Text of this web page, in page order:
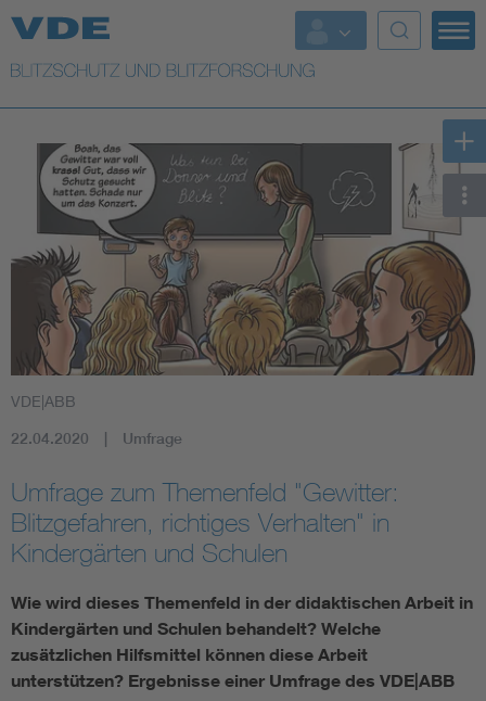
Top Themen
Top Themen
Lightning protection
Weitere Themen
VDE|ABB
22.04.2020 Umfrage
Umfrage zum Themenfeld "Gewitter:
Blitzgefahren, richtiges Verhalten" in
Kindergärten und Schulen
Wie wird dieses Themenfeld in der didaktischen Arbeit in
Kindergärten und Schulen behandelt? Welche
zusätzlichen Hilfsmittel können diese Arbeit
unterstützen? Ergebnisse einer Umfrage des VDE|ABB